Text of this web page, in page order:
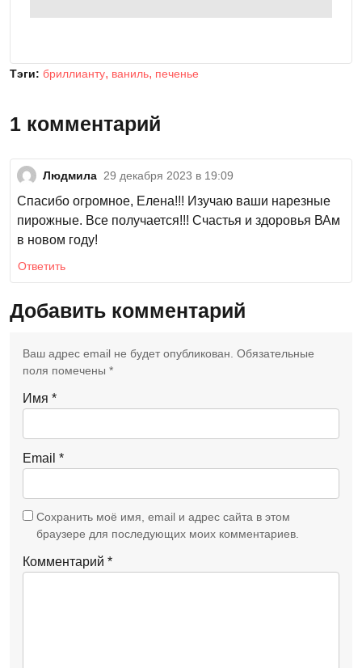
Тэги: бриллианту ваниль печенье
1 комментарий
Людмила 29 декабря 2023 в 19:09
Спасибо огромное, Елена!!! Изучаю ваши нарезные
пирожные. Все получается!!! Счастья и здоровья ВАм
в новом году!
Ответить
Добавить комментарий
Ваш адрес email не будет опубликован. Обязательные
поля помечены *
Комментарий *
Имя *
Email *
Сохранить моё имя, email и адрес сайта в этом
браузере для последующих моих комментариев.